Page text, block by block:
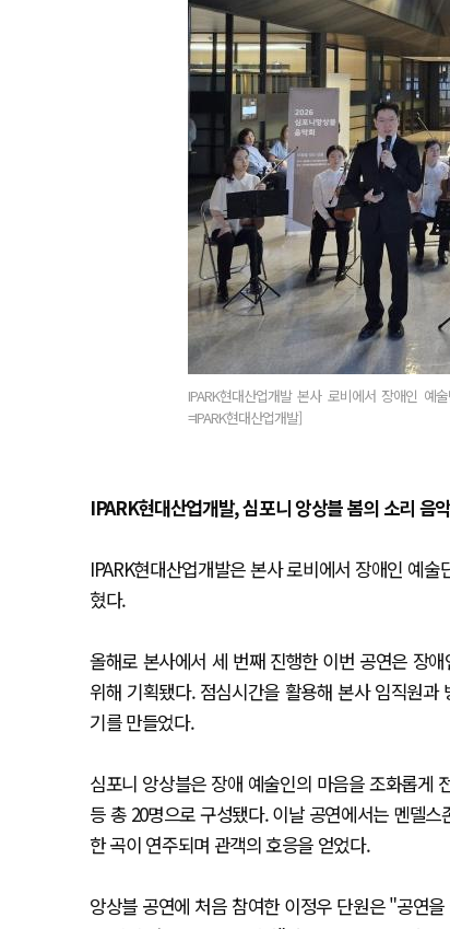
IPARK현대산업개발 본사 로비에서 장애인
=IPARK현대산업개발]
IPARK현대산업개발, 심포니 앙상블 봄의 소리 음
IPARK현대산업개발은 본사 로비에서 장애인 예
혔다.
올해로 본사에서 세 번째 진행한 이번 공연은 장
위해 기획됐다. 점심시간을 활용해 본사 임직원
기를 만들었다.
심포니 앙상블은 장애 예술인의 마음을 조화롭게
등 총 20명으로 구성됐다. 이날 공연에서는 멘델
한 곡이 연주되며 관객의 호응을 얻었다.
앙상블 공연에 처음 참여한 이정우 단원은 "공연